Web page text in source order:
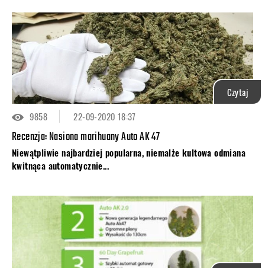
Czytaj
9858
22-09-2020 18:37
Recenzja: Nasiona marihuany Auto AK 47
Niewątpliwie najbardziej popularna, niemalże kultowa odmiana
kwitnąca automatycznie...